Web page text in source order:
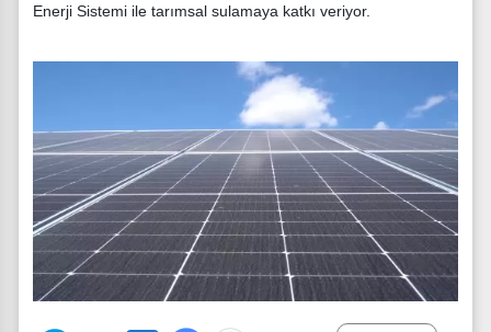
Enerji Sistemi ile tarımsal sulamaya katkı veriyor.